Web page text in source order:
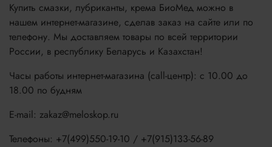
Купить смазки, лубриканты, крема БиоМед можно в
нашем интернет-магазине, сделав заказ на сайте или по
телефону. Мы доставляем товары по всей территории
России, в республику Беларусь и Казахстан!
Часы работы интернет-магазина (call-центр): с 10.00 до
18.00 по будням
E-mail: zakaz@meloskop.ru
Телефоны: +7(499)550-19-10 / +7(915)133-56-89